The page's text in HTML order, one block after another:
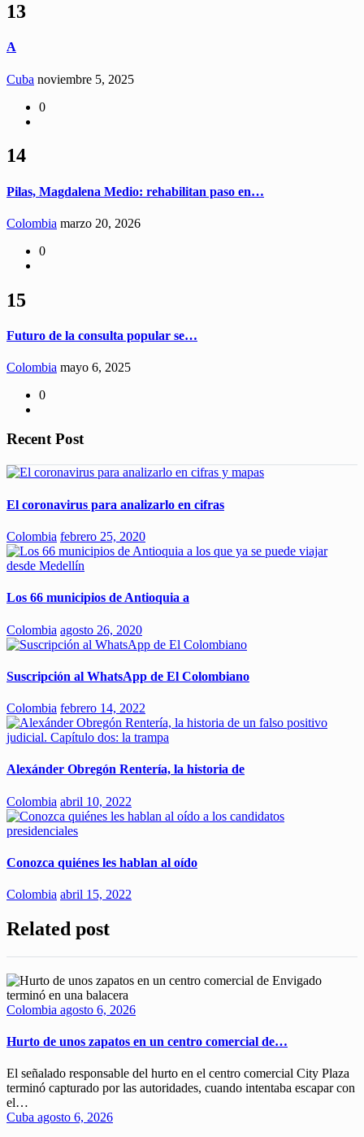
13
A
Cuba noviembre 5, 2025
0
14
Pilas, Magdalena Medio: rehabilitan paso en…
Colombia marzo 20, 2026
0
15
Futuro de la consulta popular se…
Colombia mayo 6, 2025
0
Recent Post
El coronavirus para analizarlo en cifras
Colombia febrero 25, 2020
Los 66 municipios de Antioquia a
Colombia agosto 26, 2020
Suscripción al WhatsApp de El Colombiano
Colombia febrero 14, 2022
Alexánder Obregón Rentería, la historia de
Colombia abril 10, 2022
Conozca quiénes les hablan al oído
Colombia abril 15, 2022
Related post
Colombia agosto 6, 2026
Hurto de unos zapatos en un centro comercial de…
El señalado responsable del hurto en el centro comercial City Plaza
terminó capturado por las autoridades, cuando intentaba escapar con
el…
Cuba agosto 6, 2026